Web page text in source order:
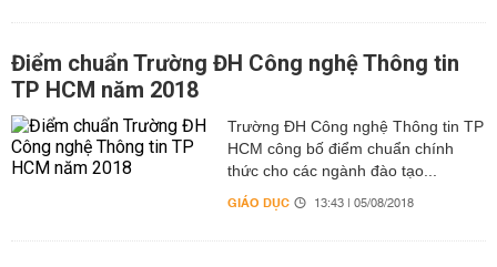
Điểm chuẩn Trường ĐH Công nghệ Thông tin
TP HCM năm 2018
Trường ĐH Công nghệ Thông tin TP
HCM công bố điểm chuẩn chính
thức cho các ngành đào tạo...
GIÁO DỤC 13:43 | 05/08/2018